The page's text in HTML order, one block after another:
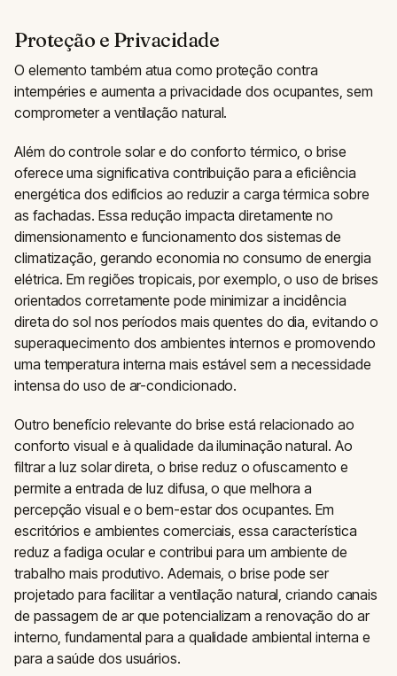
Proteção e Privacidade
O elemento também atua como proteção contra
intempéries e aumenta a privacidade dos ocupantes, sem
comprometer a ventilação natural.
Além do controle solar e do conforto térmico, o brise
oferece uma significativa contribuição para a eficiência
energética dos edifícios ao reduzir a carga térmica sobre
as fachadas. Essa redução impacta diretamente no
dimensionamento e funcionamento dos sistemas de
climatização, gerando economia no consumo de energia
elétrica. Em regiões tropicais, por exemplo, o uso de brises
orientados corretamente pode minimizar a incidência
direta do sol nos períodos mais quentes do dia, evitando o
superaquecimento dos ambientes internos e promovendo
uma temperatura interna mais estável sem a necessidade
intensa do uso de ar-condicionado.
Outro benefício relevante do brise está relacionado ao
conforto visual e à qualidade da iluminação natural. Ao
filtrar a luz solar direta, o brise reduz o ofuscamento e
permite a entrada de luz difusa, o que melhora a
percepção visual e o bem-estar dos ocupantes. Em
escritórios e ambientes comerciais, essa característica
reduz a fadiga ocular e contribui para um ambiente de
trabalho mais produtivo. Ademais, o brise pode ser
projetado para facilitar a ventilação natural, criando canais
de passagem de ar que potencializam a renovação do ar
interno, fundamental para a qualidade ambiental interna e
para a saúde dos usuários.